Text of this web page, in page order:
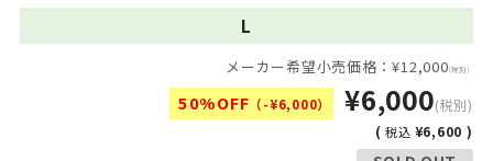
L
メーカー希望小売価格：¥12,000(税別)
50%OFF （-¥6,000） ¥6,000(税別)
(税込 ¥6,600 )